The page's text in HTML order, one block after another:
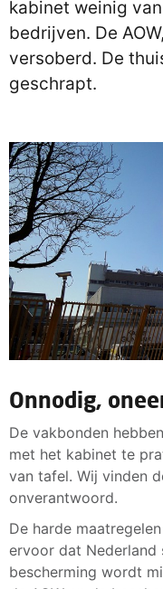
kabinet weinig
bedrijven. De
versoberd. De
geschrapt.
Onnodig,
De vakbonden
met het kabinet te
van tafel. Wij vinden
onverantwoord.
De harde
ervoor dat Nederland
bescherming wordt